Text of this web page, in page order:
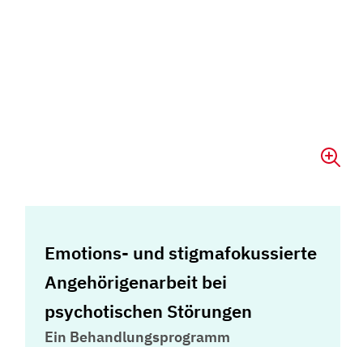
Emotions- und stigmafokussierte
Angehörigenarbeit bei
psychotischen Störungen
Ein Behandlungsprogramm